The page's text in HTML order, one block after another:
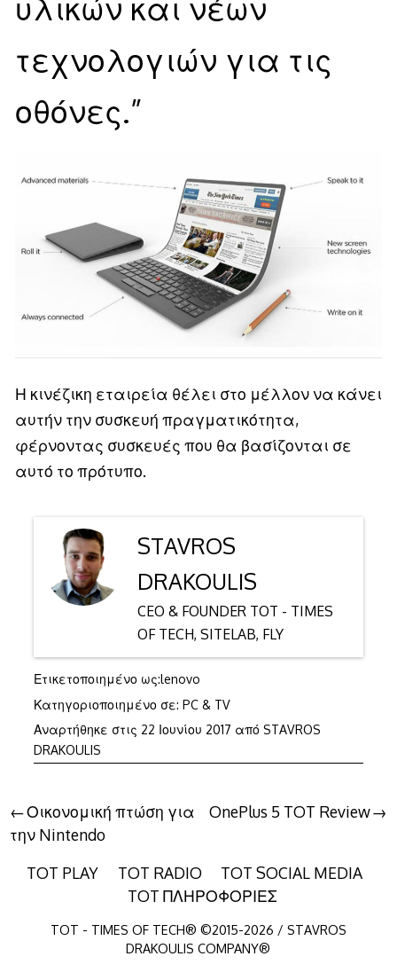
τεχνολογιών για τις
οθόνες.”
Η κινέζικη εταιρεία θέλει στο μέλλον να κάνει
αυτήν την συσκευή πραγματικότητα,
φέρνοντας συσκευές που θα βασίζονται σε
αυτό το πρότυπο.
STAVROS
DRAKOULIS
CEO & FOUNDER TOT - TIMES
OF TECH, SITELAB, FLY
Ετικετοποιημένο ως:lenovo
Κατηγοριοποιημένο σε: PC & TV
Αναρτήθηκε στις 22 Ιουνίου 20174από STAVROS
DRAKOULIS
Πλοήγηση
άρθρων
Οικονομική πτώση για
την Nintendo
OnePlus 5 TOT Review
TOT PLAY TOT RADIO
TOT SOCIAL MEDIA
TOT ΠΛΗΡΟΦΟΡΙΕΣ
TOT - TIMES OF TECH® ©2015-2026 / STAVROS
DRAKOULIS COMPANY®